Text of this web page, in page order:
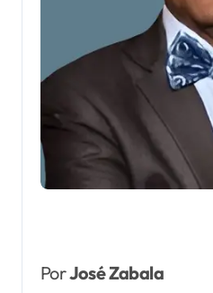
PorJosé Zabala